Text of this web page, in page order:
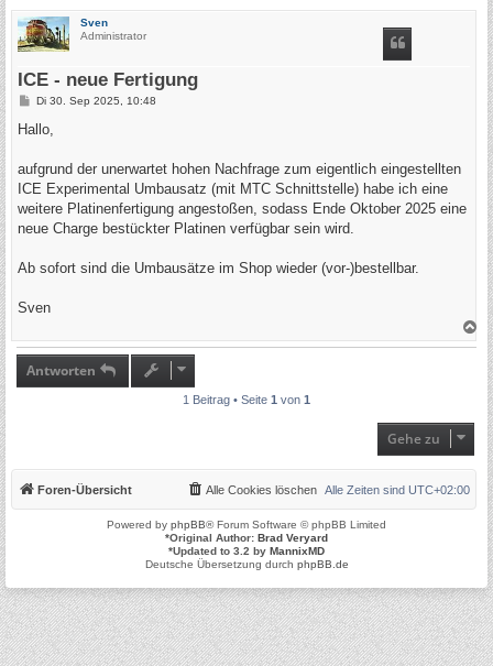
Sven
Administrator
ICE - neue Fertigung
B
i
a
Di 30. Sep 2025, 10:48
Hallo,
aufgrund der unerwartet hohen Nachfrage zum eigentlich eingestellten
ICE Experimental Umbausatz (mit MTC Schnittstelle) habe ich eine
weitere Platinenfertigung angestoßen, sodass Ende Oktober 2025 eine
neue Charge bestückter Platinen verfügbar sein wird.
Ab sofort sind die Umbausätze im Shop wieder (vor-)bestellbar.
Sven
N
Antworten
1 Beitrag • Seite 1 von 1
Gehe zu
Foren-Übersicht Alle Zeiten sind UTC+02:00
Alle Cookies löschen
Powered by phpBB® Forum Software © phpBB Limited
*Original Author: Brad Veryard
*Updated to 3.2 by MannixMD
Deutsche Übersetzung durch phpBB.de